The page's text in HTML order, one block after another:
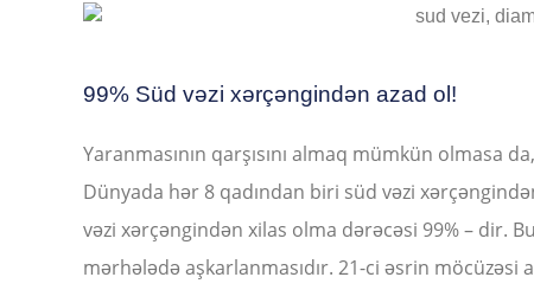
99% Süd vəzi xərçəngindən azad ol!
Yaranmasının qarşısını almaq mümkün olmasa
Dünyada hər 8 qadından biri süd vəzi
vəzi xərçəngindən xilas olma dərəcəsi 99% – dir.
mərhələdə aşkarlanmasıdır. 21-ci əsrin möcüzəsi